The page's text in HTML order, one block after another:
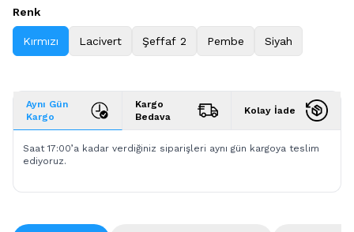
Renk
Kırmızı Lacivert Şeffaf 2 Pembe Siyah
Aynı Gün
Kargo
Kargo
Bedava
Kolay İade
Saat 17:00’a kadar verdiğiniz siparişleri aynı gün kargoya teslim
ediyoruz.